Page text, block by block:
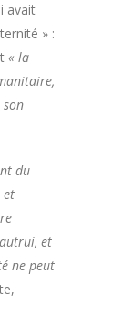
avait
» :
« la
du
et
et
ne peut